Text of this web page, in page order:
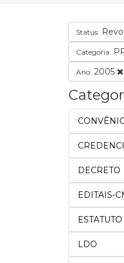
Status:
Categoria:
Ano: 2005
DECRETO
EDITAIS-
ESTATUTO
LDO